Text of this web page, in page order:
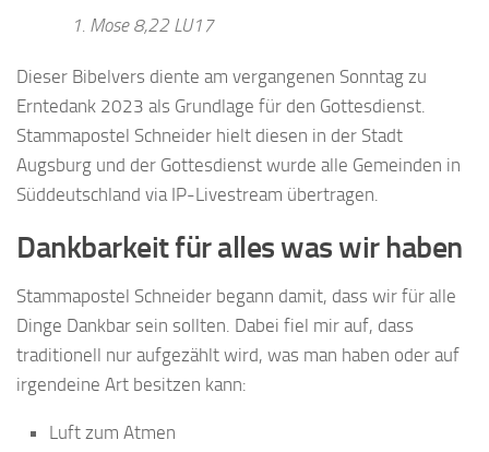
1. Mose 8,22 LU17
Dieser Bibelvers diente am vergangenen Sonntag zu
Erntedank 2023 als Grundlage für den Gottesdienst.
Stammapostel Schneider hielt diesen in der Stadt
Augsburg und der Gottesdienst wurde alle Gemeinden in
Süddeutschland via IP-Livestream übertragen.
Dankbarkeit für alles was wir haben
Stammapostel Schneider begann damit, dass wir für alle
Dinge Dankbar sein sollten. Dabei fiel mir auf, dass
traditionell nur aufgezählt wird, was man haben oder auf
irgendeine Art besitzen kann:
Luft zum Atmen